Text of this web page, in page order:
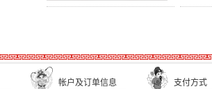
帐户及订单信息
支付方式